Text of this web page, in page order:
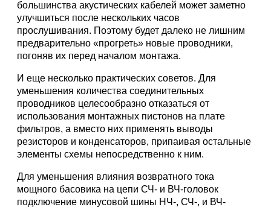
большинства акустических кабелей может заметно
улучшиться после нескольких часов
прослушивания. Поэтому будет далеко не лишним
предварительно «прогреть» новые проводники,
погоняв их перед началом монтажа.
И еще несколько практических советов. Для
уменьшения количества соединительных
проводников целесообразно отказаться от
использования монтажных пистонов на плате
фильтров, а вместо них применять выводы
резисторов и конденсаторов, припаивая остальные
элементы схемы непосредственно к ним.
Для уменьшения влияния возвратного тока
мощного басовика на цепи СЧ- и ВЧ-головок
подключение минусовой шины НЧ-, СЧ-, и ВЧ-